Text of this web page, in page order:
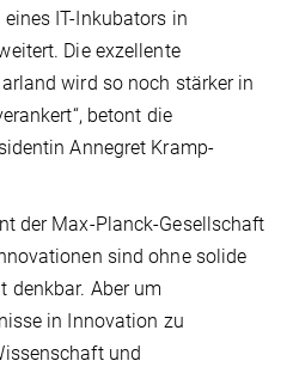
IT-Inkubators in
Die exzellente
wird so noch stärker in
betont die
Annegret Kramp-
der Max-Planck-Gesellschaft
sind ohne solide
denkbar. Aber um
in Innovation zu
und